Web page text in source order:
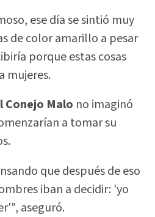
ese día se sintió muy
de color amarillo a pesar
porque estas cosas
mujeres.
Conejo Malo no imaginó
a tomar su
que después de eso
iban a decidir: 'yo
aseguró.